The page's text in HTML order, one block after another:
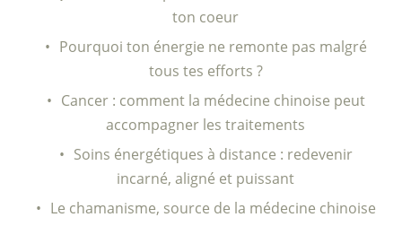
ton coeur
Pourquoi ton énergie ne remonte pas malgré
tous tes efforts ?
Cancer : comment la médecine chinoise peut
accompagner les traitements
Soins énergétiques à distance : redevenir
incarné, aligné et puissant
Le chamanisme, source de la médecine chinoise